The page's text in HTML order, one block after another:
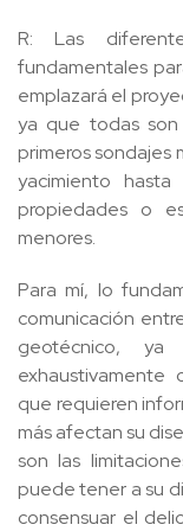
R: Las
fundamentales
emplazará el
ya que todas son
primeros sondajes
yacimiento
propiedades o
menores.
Para mí, lo
comunicación
geotécnico,
exhaustivamente
que requieren
más afectan su
son las
puede tener a su
consensuar el